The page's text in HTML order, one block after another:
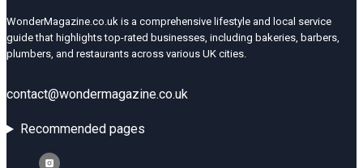
WonderMagazine.co.uk is a comprehensive lifestyle and local service
guide that highlights top-rated businesses, including bakeries, barbers,
plumbers, and restaurants across various UK cities.
contact@wondermagazine.co.uk
Recommended pages